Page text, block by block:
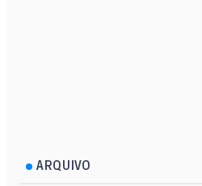
ARQUIVO